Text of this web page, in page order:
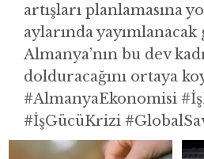
artışları planlamasına
aylarında yayımlanacak
Almanya’nın bu dev
dolduracağını ortaya
#AlmanyaEkonomisi
#İşGücüKrizi